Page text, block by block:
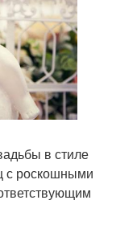
в стиле
с роскошными